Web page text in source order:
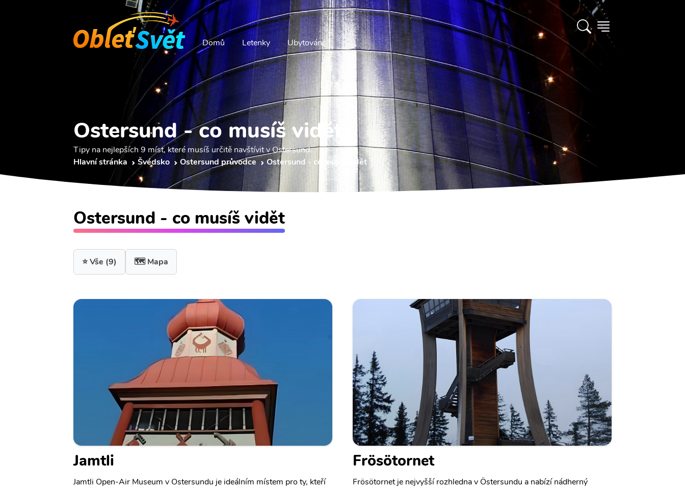
Domů Letenky Ubytování
Ostersund - co musíš vidět
Tipy na nejlepších 9 míst, které musíš určitě navštívit v Ostersund.
Hlavní stránka
Švédsko Ostersund průvodce Ostersund - co musíš vidět
Ostersund - co musíš vidět
⭐ Vše (9) 🗺️ Mapa
Jamtli
Jamtli Open-Air Museum v Ostersundu je ideálním místem pro ty, kteří
Frösötornet
Frösötornet je nejvyšší rozhledna v Östersundu a nabízí nádherný